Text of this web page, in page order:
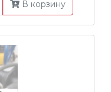
В корзину